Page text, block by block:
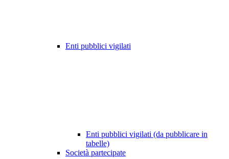
Enti pubblici vigilati
Enti pubblici vigilati (da pubblicare in
tabelle)
Società partecipate